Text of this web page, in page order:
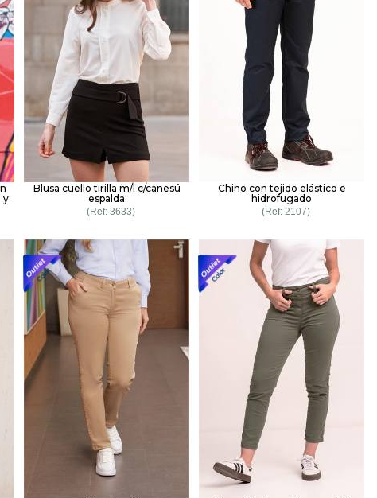
y
Blusa cuello tirilla m/l c/canesú
espalda
3633
Chino con tejido elástico e
hidrofugado
2107